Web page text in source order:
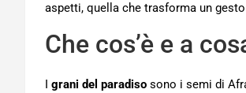
aspetti, quella che trasforma un
Che cos’è e a
I grani del paradiso sono i semi di